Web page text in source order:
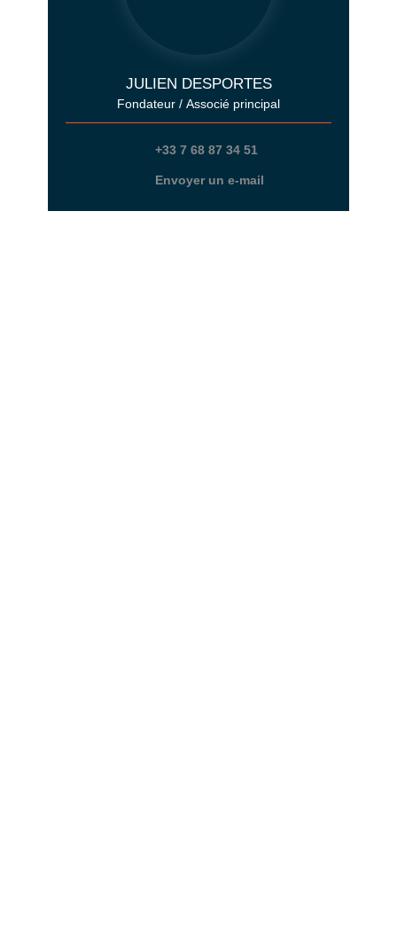
JULIEN DESPORTES
Fondateur / Associé principal
+33 7 68 87 34 51
Envoyer un e-mail